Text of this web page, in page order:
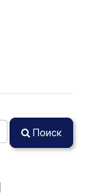
Поиск